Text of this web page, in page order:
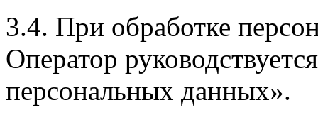
3.4. При обработке
Оператор
персональных данных».